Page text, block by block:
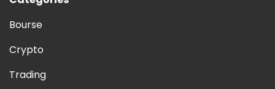
Bourse
Crypto
Trading